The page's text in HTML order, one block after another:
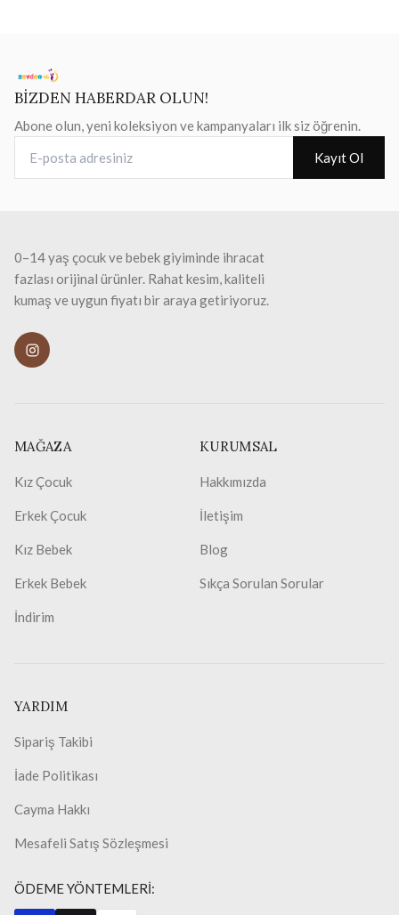
BİZDEN HABERDAR OLUN!
Abone olun, yeni koleksiyon ve kampanyaları ilk siz öğrenin.
Kayıt Ol
0–14 yaş çocuk ve bebek giyiminde ihracat
fazlası orijinal ürünler. Rahat kesim, kaliteli
kumaş ve uygun fiyatı bir araya getiriyoruz.
MAĞAZA
Kız Çocuk
Erkek Çocuk
Kız Bebek
Erkek Bebek
İndirim
KURUMSAL
Hakkımızda
İletişim
Blog
Sıkça Sorulan Sorular
YARDIM
Sipariş Takibi
İade Politikası
Cayma Hakkı
Mesafeli Satış Sözleşmesi
ÖDEME YÖNTEMLERİ: